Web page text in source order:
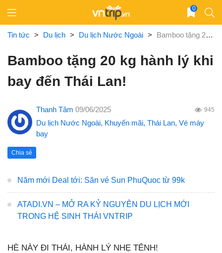
content
0
Tin tức > Du lịch > Du lịch Nước Ngoài > Bamboo tặng 20 kg hành lý khi bay đến Thái Lan!
Bamboo tặng 20 kg hành lý khi
bay đến Thái Lan!
Thanh Tâm 09/06/2025 945
Du lịch Nước Ngoài, Khuyến mãi, Thái Lan, Vé máy
bay
Chia sẻ
Năm mới Deal tới: Săn vé Sun PhuQuoc từ 99k
ATADI.VN – MỞ RA KỶ NGUYÊN DU LỊCH MỚI
TRONG HỆ SINH THÁI VNTRIP
HÈ NÀY ĐI THÁI, HÀNH LÝ NHẸ TÊNH!